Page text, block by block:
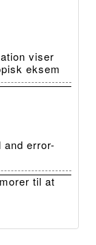
viser
eksem
error-
til at